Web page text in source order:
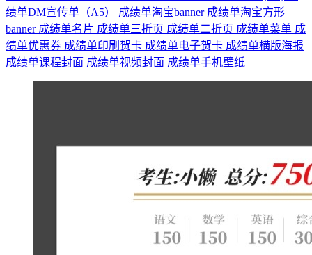
绩单DM宣传单（A5） 成绩单淘宝banner 成绩单淘宝方形
banner 成绩单名片 成绩单三折页 成绩单二折页 成绩单菜单 成
绩单优惠券 成绩单印刷贺卡 成绩单电子贺卡 成绩单横版海报
成绩单课程封面 成绩单视频封面 成绩单手机壁纸